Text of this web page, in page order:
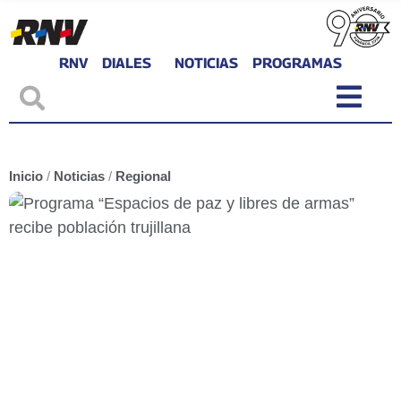
RNV DIALES NOTICIAS PROGRAMAS
Inicio / Noticias / Regional